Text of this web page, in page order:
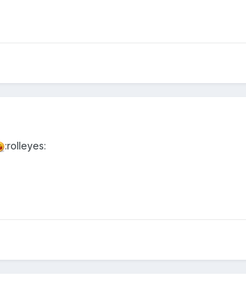
:rolleyes: